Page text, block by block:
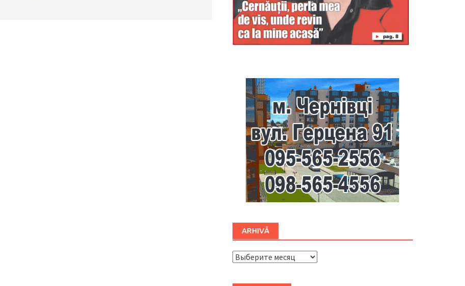
ARHIVĂ
ARHIVĂ